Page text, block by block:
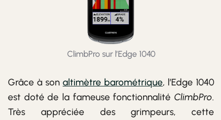
ClimbPro sur l’Edge 1040
Grâce à son altimètre barométrique, l’Edge 1040
est doté de la fameuse fonctionnalité ClimbPro.
Très appréciée des grimpeurs, cette